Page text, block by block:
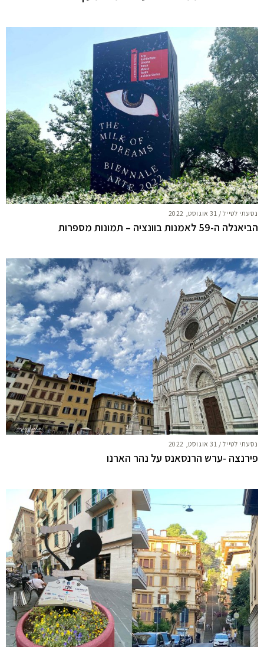
נסעתי לטייל/ 31 אוגוסט, 2022
הביאנלה ה-59 לאמנות בוונציה – תמונות מספרות
נסעתי לטייל/ 31 אוגוסט, 2022
פירנצה -ערש הרנסאנס על נהר הארנו